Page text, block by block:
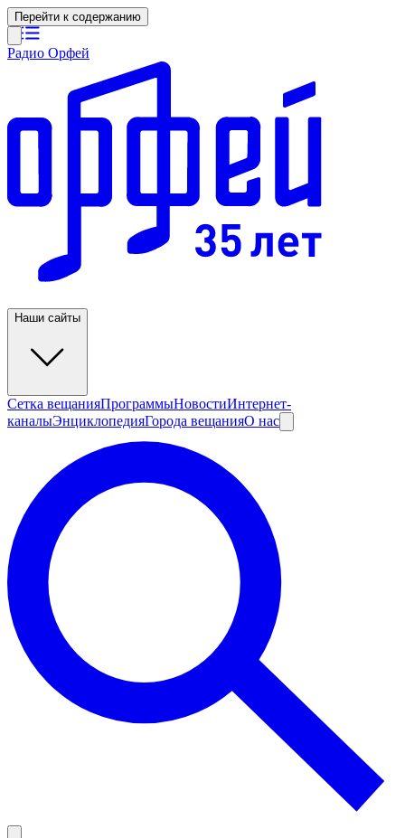
Перейти к содержанию
Радио Орфей
Наши сайты
Сетка вещанияПрограммыНовостиИнтернет-
каналыЭнциклопедияГорода вещанияО нас